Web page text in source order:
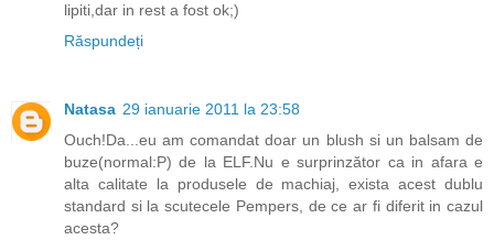
lipiti,dar in rest a fost ok;)
Răspundeți
Natasa 29 ianuarie 2011 la 23:58
Ouch!Da...eu am comandat doar un blush si un balsam de
buze(normal:P) de la ELF.Nu e surprinzător ca in afara e
alta calitate la produsele de machiaj, exista acest dublu
standard si la scutecele Pempers, de ce ar fi diferit in cazul
acesta?